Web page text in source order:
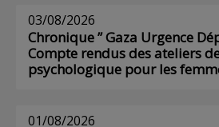
03/08/2026
Chronique ” Gaza Urgence
Compte rendus des ateliers
psychologique pour les
01/08/2026